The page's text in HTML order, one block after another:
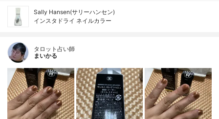
Sally Hansen(サリーハンセン)
インスタドライ ネイルカラー
タロット占い師
まいかる